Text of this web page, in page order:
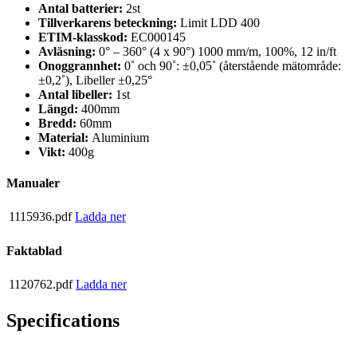
Antal batterier: 2st
Tillverkarens beteckning: Limit LDD 400
ETIM-klasskod: EC000145
Avläsning: 0° – 360° (4 x 90°) 1000 mm/m, 100%, 12 in/ft
Onoggrannhet: 0˚ och 90˚: ±0,05˚ (återstående mätområde:
±0,2˚), Libeller ±0,25°
Antal libeller: 1st
Längd: 400mm
Bredd: 60mm
Material: Aluminium
Vikt: 400g
Manualer
1115936.pdf Ladda ner
Faktablad
1120762.pdf Ladda ner
Specifications